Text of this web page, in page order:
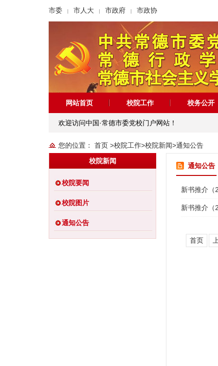
市委 | 市人大 | 市政府 | 市政协
网站首页 校院工作 校务公开
欢迎访问中国·常德市委党校门户网站！
您的位置： 首页 >校院工作>校院新闻>通知公告
校院新闻
校院要闻
校院图片
通知公告
通知公告
新书推介（
新书推介（
首页